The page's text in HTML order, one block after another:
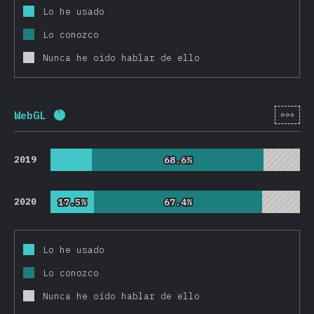
Lo he usado
Lo conozco
Nunca he oído hablar de ello
WebGL Porcentaje completado: ) [es-
2019 68.6%
68.6%
2020 17.5%
17.5% 67.4%
67.4%
Lo he usado
Lo conozco
Nunca he oído hablar de ello